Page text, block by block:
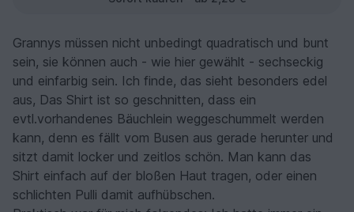
Grannys müssen nicht unbedingt quadratisch und bunt
sein, sie können auch - wie hier gewählt - sechseckig
und einfarbig sein. Ich finde, das sieht besonders edel
aus, Das Shirt ist so geschnitten, dass ein
evtl.vorhandenes Bäuchlein weggeschummelt werden
kann, denn es fällt vom Busen aus gerade herunter und
sitzt damit locker und zeitlos schön. Man kann das
Shirt einfach auf der bloßen Haut tragen, oder einen
schlichten Pulli damit aufhübschen.